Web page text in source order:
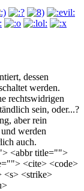
dessen
werden.
rechtswidrigen
sein, oder...?
aber rein
und werden
auch.
<abbr title="">
<cite> <code>
<s> <strike>